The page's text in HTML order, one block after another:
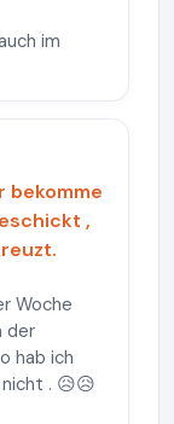
im
bekomme
,
Woche
der
hab ich
. 😥😥